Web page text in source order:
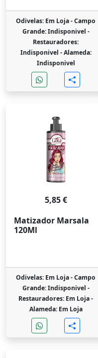
Odivelas: Em Loja -Campo
Grande: Indisponivel -
Restauradores:
Indisponivel -Alameda:
Indisponivel
5,85 €
Matizador Marsala
120Ml
Odivelas: Em Loja -Campo
Grande: Indisponivel -
Restauradores: Em Loja -
Alameda: Em Loja